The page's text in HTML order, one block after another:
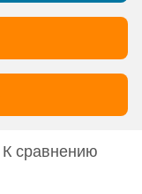
К сравнению